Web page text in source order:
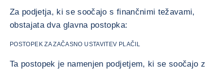
Za podjetja, ki se soočajo s finančnimi težavami,
obstajata dva glavna postopka:
POSTOPEK ZA ZAČASNO USTAVITEV PLAČIL
Ta postopek je namenjen podjetjem, ki se soočajo z